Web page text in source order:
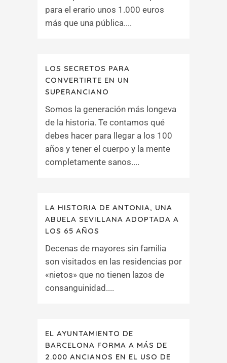
para el erario unos 1.000 euros
más que una pública....
LOS SECRETOS PARA
CONVERTIRTE EN UN
SUPERANCIANO
Somos la generación más longeva
de la historia. Te contamos qué
debes hacer para llegar a los 100
años y tener el cuerpo y la mente
completamente sanos....
LA HISTORIA DE ANTONIA, UNA
ABUELA SEVILLANA ADOPTADA A
LOS 65 AÑOS
Decenas de mayores sin familia
son visitados en las residencias por
«nietos» que no tienen lazos de
consanguinidad....
EL AYUNTAMIENTO DE
BARCELONA FORMA A MÁS DE
2.000 ANCIANOS EN EL USO DE